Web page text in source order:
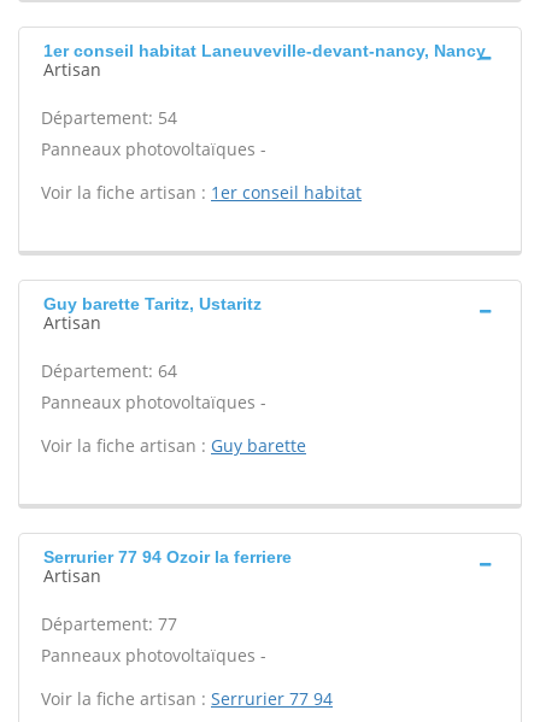
1er conseil habitat Laneuveville-devant-nancy, Nancy
Artisan
Département: 54
Panneaux photovoltaïques -
Voir la fiche artisan : 1er conseil habitat
Guy barette Taritz, Ustaritz
Artisan
Département: 64
Panneaux photovoltaïques -
Voir la fiche artisan : Guy barette
Serrurier 77 94 Ozoir la ferriere
Artisan
Département: 77
Panneaux photovoltaïques -
Voir la fiche artisan : Serrurier 77 94